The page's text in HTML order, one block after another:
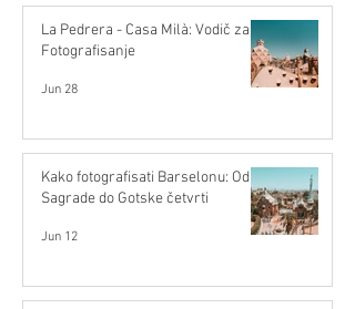
La Pedrera - Casa Milà: Vodič za
Fotografisanje
Jun 28
Kako fotografisati Barselonu: Od
Sagrade do Gotske četvrti
Jun 12